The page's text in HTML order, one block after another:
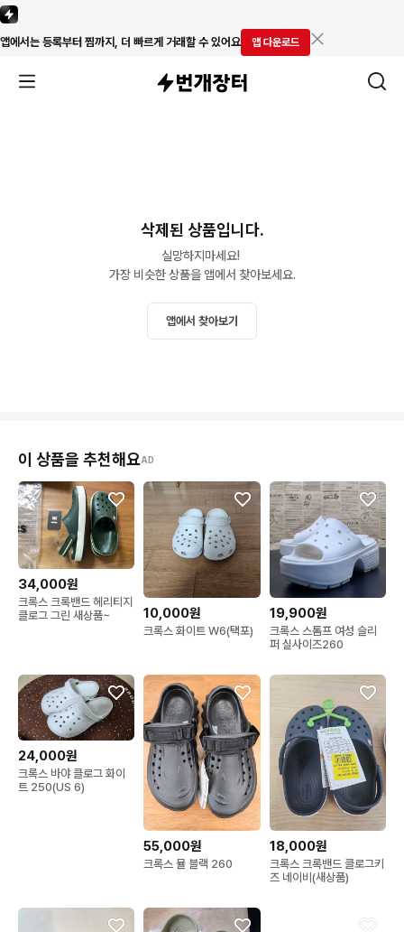
앱에서는 등록부터 찜까지, 더 빠르게 거래할 수 있어요 앱 다운로드
삭제된 상품입니다.
실망하지마세요!
가장 비슷한 상품을 앱에서 찾아보세요.
앱에서 찾아보기
이 상품을 추천해요AD
34,000원
크록스 크록밴드 헤리티지
클로그 그린 새상품~
10,000원
크록스 화이트 W6(택포)
19,900원
크록스 스톰프 여성 슬리
퍼 실사이즈260
24,000원
크록스 바야 클로그 화이
트 250(US 6)
55,000원
크록스 뮬 블랙 260
18,000원
크록스 크록밴드 클로그키
즈 네이비(새상품)